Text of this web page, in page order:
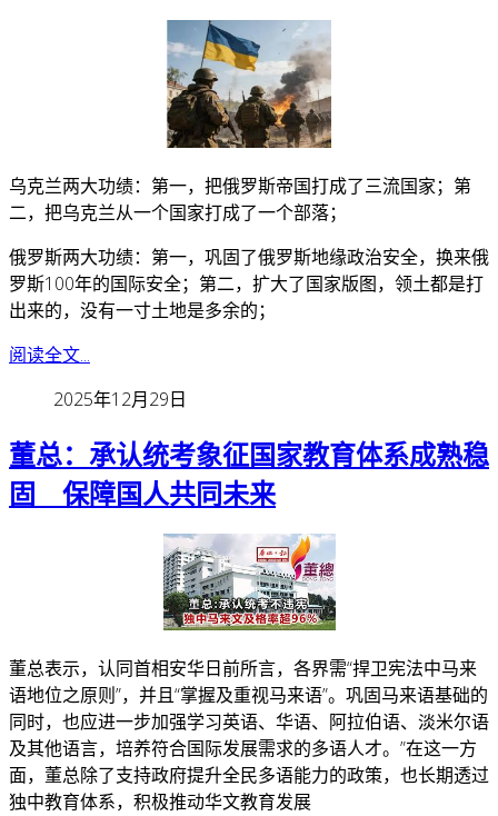
乌克兰两大功绩：第一，把俄罗斯帝国打成了三流国家；第
二，把乌克兰从一个国家打成了一个部落；
俄罗斯两大功绩：第一，巩固了俄罗斯地缘政治安全，换来俄
罗斯100年的国际安全；第二，扩大了国家版图，领土都是打
出来的，没有一寸土地是多余的；
阅读全文...
2025年12月29日
董总：承认统考象征国家教育体系成熟稳
固 保障国人共同未来
董总表示，认同首相安华日前所言，各界需“捍卫宪法中马来
语地位之原则”，并且“掌握及重视马来语”。 巩固马来语基础的
同时，也应进一步加强学习英语、华语、阿拉伯语、淡米尔语
及其他语言，培养符合国际发展需求的多语人才。”在这一方
面，董总除了支持政府提升全民多语能力的政策，也长期透过
独中教育体系，积极推动华文教育发展